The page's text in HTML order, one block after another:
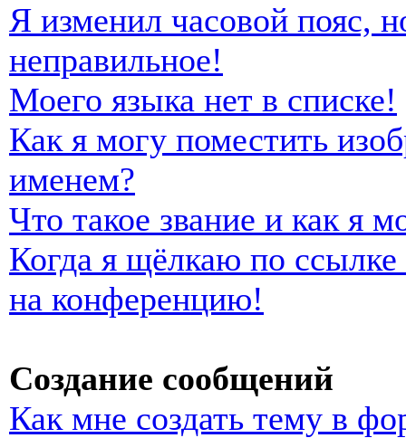
Я изменил часовой пояс,
неправильное!
Моего языка нет в списке!
Как я могу поместить
именем?
Что такое звание и как я
Когда я щёлкаю по
на конференцию!
Создание сообщений
Как мне создать тему в